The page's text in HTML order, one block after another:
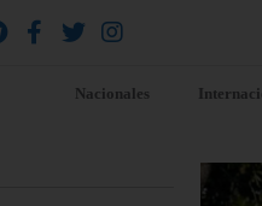
Nacionales